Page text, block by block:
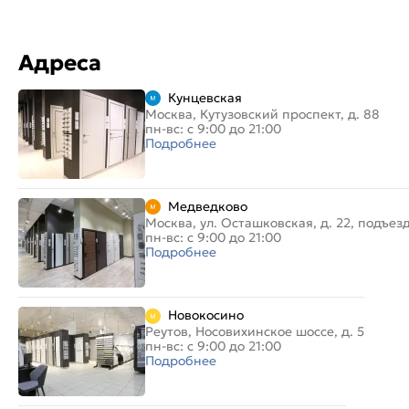
Адреса
Кунцевская
Москва, Кутузовский проспект, д. 88
пн-вс: с 9:00 до 21:00
Подробнее
Медведково
Москва, ул. Осташковская, д. 22,
пн-вс: с 9:00 до 21:00
Подробнее
Новокосино
Реутов, Носовихинское шоссе, д. 5
пн-вс: с 9:00 до 21:00
Подробнее